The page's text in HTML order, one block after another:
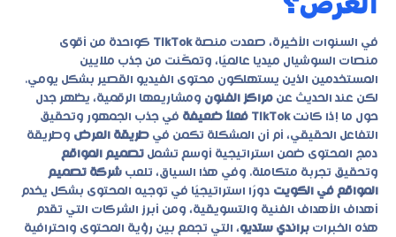
في السنوات الأخيرة، صعدت منصةTikTok كواحدة من أقوى
منصات السوشيال ميديا عالميًا، وتمكّنت من جذب ملايين
المستخدمين الذين يستهلكون محتوى الفيديو القصير بشكل يومي.
لكن عند الحديث عن مراكز الفنون ومشاريعها الرقمية، يظهر جدل
حول ما إذا كانتTikTok فعلاً ضعيفة
في جذب الجمهور وتحقيق
التفاعل الحقيقي، أم أن المشكلة تكمن في طريقة العرض وطريقة
دمج المحتوى ضمن استراتيجية أوسع تشمل تصميم المواقع
وتحقيق تجربة متكاملة. وفي هذا السياق، تلعب شركة تصميم
المواقع في الكويت دورًا استراتيجيًا في توجيه المحتوى بشكل يخدم
أهداف الأهداف الفنية والتسويقية، ومن أبرز الشركات التي تقدم
هذه الخبرات براندي ستديو، التي تجمع بين رؤية المحتوى واحترافية